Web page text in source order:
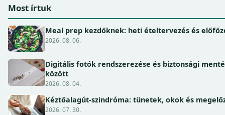
Most írtuk
Meal prep kezdőknek: heti ételtervezés és
2026. 08. 06.
Digitális fotók rendszerezése és biztonsági
között
2026. 08. 04.
Kéztőalagút-szindróma: tünetek, okok és
2026. 07. 30.